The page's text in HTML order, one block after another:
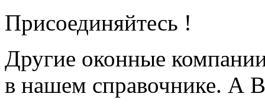
Присоединяйтесь !
Другие оконные
в нашем справочнике. А